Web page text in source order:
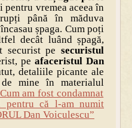
pentru vremea aceea în
până în măduva
șpaga. Cum poți
decât luând șpagă,
securist pesecuristul
peafaceristul Dan
detaliile picante ale
mine în materialul
am fost condamnat
pentru că l-am numit
Dan Voiculescu”